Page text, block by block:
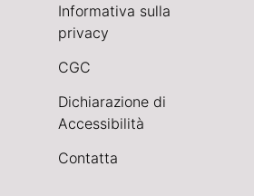
Informativa sulla
privacy
CGC
Dichiarazione di
Accessibilità
Contatta